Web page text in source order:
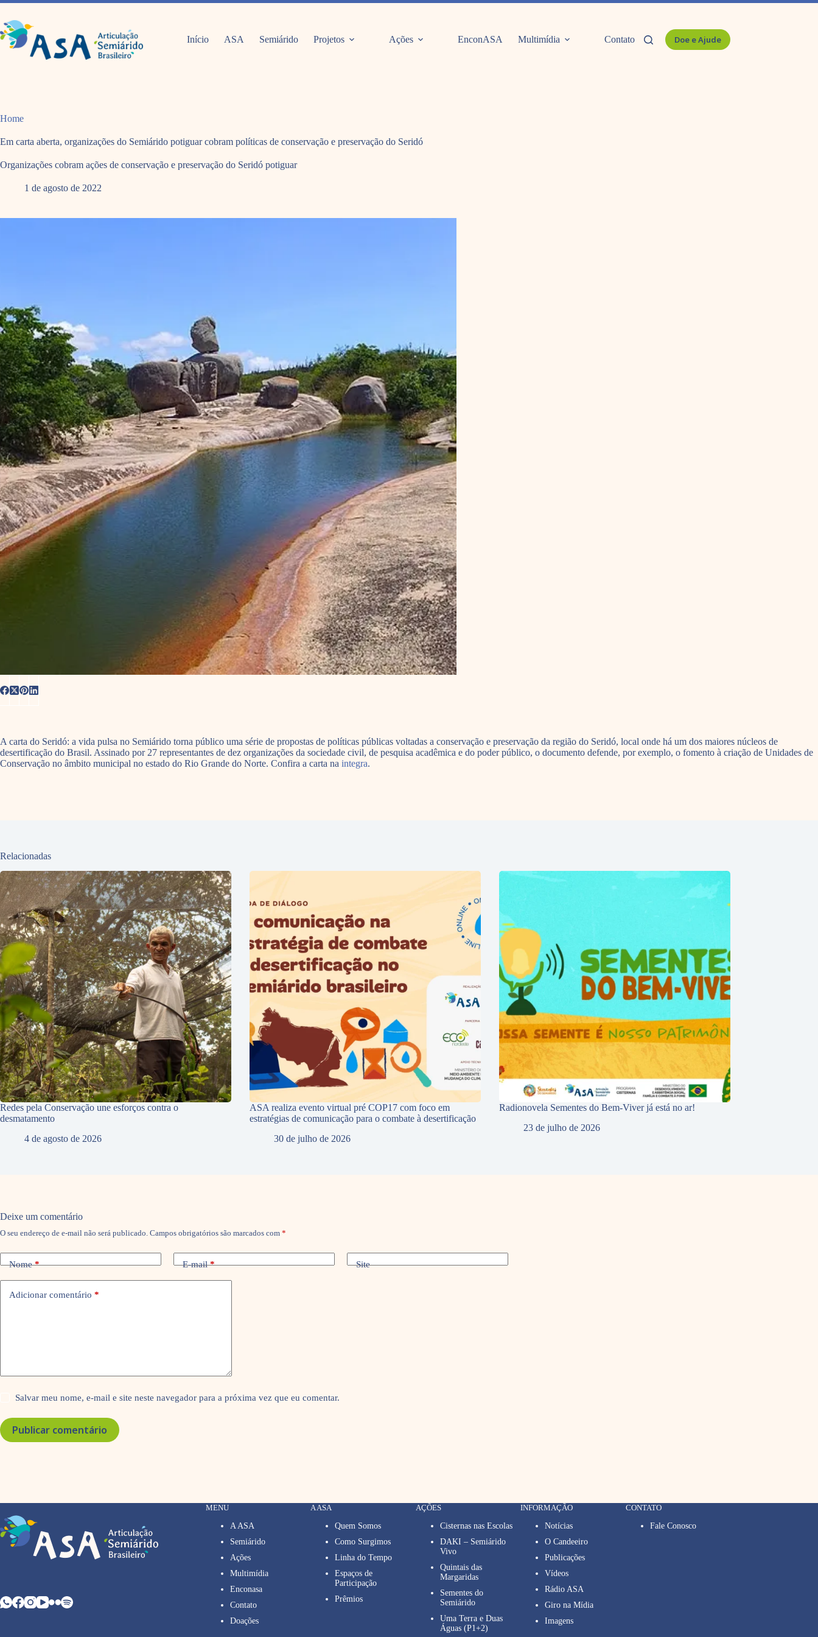
Pular
o
conteúdo
Início ASA Semiárido Projetos Ações EnconASA Multimídia Contato Doe e Ajude
Home
Em carta aberta, organizações do Semiárido potiguar cobram políticas de conservação e preservação do Seridó
Organizações cobram ações de conservação e preservação do Seridó potiguar
1 de agosto de 2022
A carta do Seridó: a vida pulsa no Semiárido torna público uma série de propostas de políticas públicas voltadas a conservação e preservação da região do Seridó, local onde há um dos maiores núcleos de
desertificação do Brasil. Assinado por 27 representantes de dez organizações da sociedade civil, de pesquisa acadêmica e do poder público, o documento defende, por exemplo, o fomento à criação de Unidades de
Conservação no âmbito municipal no estado do Rio Grande do Norte. Confira a carta na integra.
Relacionadas
Redes pela Conservação une esforços contra o
desmatamento
4 de agosto de 2026
ASA realiza evento virtual pré COP17 com foco em
estratégias de comunicação para o combate à desertificação
30 de julho de 2026
Radionovela Sementes do Bem-Viver já está no ar!
23 de julho de 2026
Deixe um comentário
O seu endereço de e-mail não será publicado. Campos obrigatórios são marcados com *
Nome* E-mail* Site
Adicionar comentário *
Salvar meu nome, e-mail e site neste navegador para a próxima vez que eu comentar.
Publicar comentário
MENU
A ASA
Semiárido
Ações
Multimídia
Enconasa
Contato
Doações
A ASA
Quem Somos
Como Surgimos
Linha do Tempo
Espaços de
Participação
Prêmios
AÇÕES
Cisternas nas Escolas
DAKI – Semiárido
Vivo
Quintais das
Margaridas
Sementes do
Semiárido
Uma Terra e Duas
Águas (P1+2)
INFORMAÇÃO
Notícias
O Candeeiro
Publicações
Vídeos
Rádio ASA
Giro na Mídia
Imagens
CONTATO
Fale Conosco